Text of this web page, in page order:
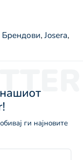
Брендови,Josera,
ги најновите